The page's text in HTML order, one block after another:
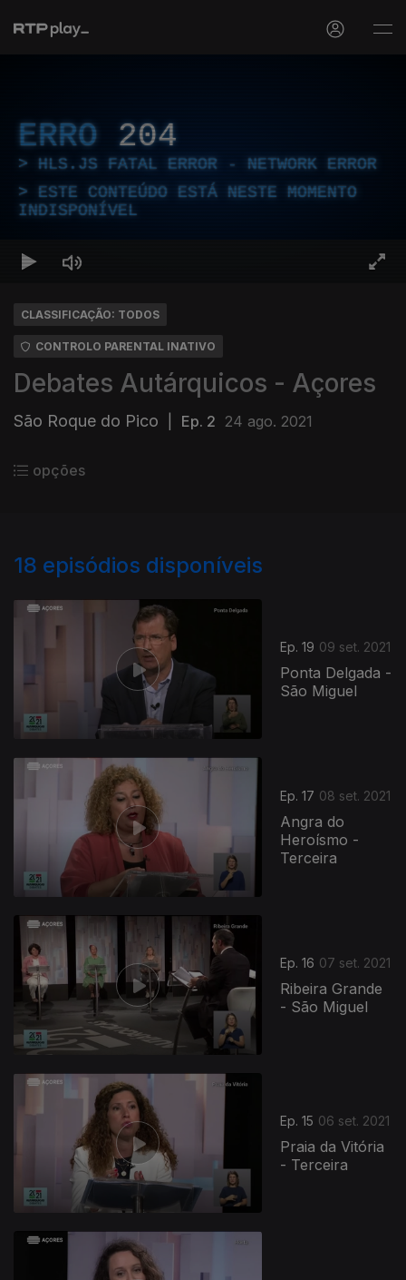
ERRO 204
HLS.JS FATAL ERROR - NETWORK ERROR
ESTE CONTEÚDO ESTÁ NESTE MOMENTO
INDISPONÍVEL
CLASSIFICAÇÃO: TODOS
CONTROLO PARENTAL INATIVO
Debates Autárquicos - Açores
São Roque do Pico Ep. 2 24 ago. 2021
opções
18 episódios disponíveis
Ep. 19 09 set. 2021
Ponta Delgada -
São Miguel
Ep. 17 08 set. 2021
Angra do
Heroísmo -
Terceira
Ep. 16 07 set. 2021
Ribeira Grande
- São Miguel
Ep. 15 06 set. 2021
Praia da Vitória
- Terceira